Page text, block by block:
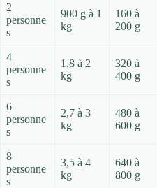
2
personne
s
900 g à 1
kg
160 à
200 g
4
personne
s
1,8 à 2
kg
320 à
400 g
6
personne
s
2,7 à 3
kg
480 à
600 g
8
personne
s
3,5 à 4
kg
640 à
800 g